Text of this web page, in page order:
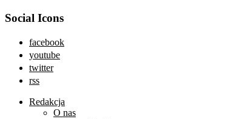
Social Icons
facebook
youtube
twitter
rss
Redakcja
O nas